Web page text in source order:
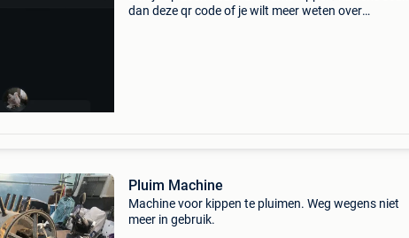
dan deze qr code of je wilt meer weten over
Pluim Machine
Machine voor kippen te pluimen. Weg wegens niet
meer in gebruik.